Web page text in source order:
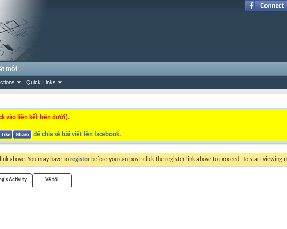
Quick Links
mới
vào liên kết bên dưới).
để chia sẻ bài viết lên facebook.
above. You may have to register before you can post: click the register link above to proceed. To start
Activity Về tôi